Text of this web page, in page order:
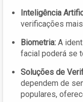
Inteligência
verificações
Biometria: A
facial poderá se
Soluções de
dependem de
populares,